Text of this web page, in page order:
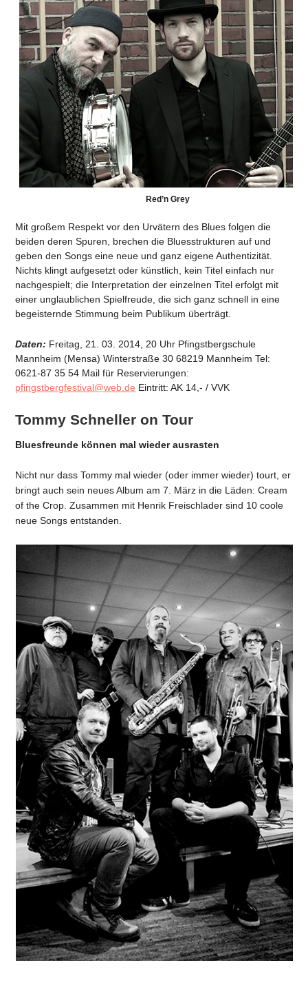
Red’n Grey
Mit großem Respekt vor den Urvätern des Blues folgen die
beiden deren Spuren, brechen die Bluesstrukturen auf und
geben den Songs eine neue und ganz eigene Authentizität.
Nichts klingt aufgesetzt oder künstlich, kein Titel einfach nur
nachgespielt; die Interpretation der einzelnen Titel erfolgt mit
einer unglaublichen Spielfreude, die sich ganz schnell in eine
begeisternde Stimmung beim Publikum überträgt.
Daten: Freitag, 21. 03. 2014, 20 Uhr Pfingstbergschule
Mannheim (Mensa) Winterstraße 30 68219 Mannheim Tel:
0621-87 35 54 Mail für Reservierungen:
pfingstbergfestival@web.de Eintritt: AK 14,- / VVK
Tommy Schneller on Tour
Bluesfreunde können mal wieder ausrasten
Nicht nur dass Tommy mal wieder (oder immer wieder) tourt, er
bringt auch sein neues Album am 7. März in die Läden: Cream
of the Crop. Zusammen mit Henrik Freischlader sind 10 coole
neue Songs entstanden.